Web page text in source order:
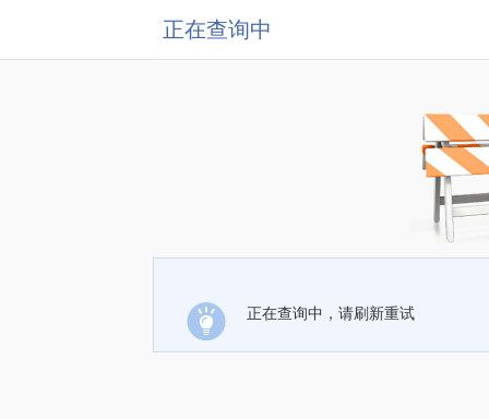
正在查询中
正在查询中，请刷新重试